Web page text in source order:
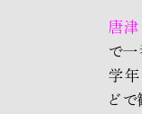
唐津
で一
学年
ど